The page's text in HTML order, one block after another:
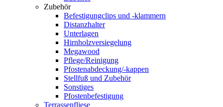
Zubehör
Befestigungclips und -klammern
Distanzhalter
Unterlagen
Hirnholzversiegelung
Megawood
Pflege/Reinigung
Pfostenabdeckung/-kappen
Stellfuß und Zubehör
Sonstiges
Pfostenbefestigung
Terrassenfliese